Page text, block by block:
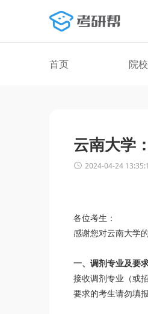
首页 院
云南大学
2024-04-24
各位考生：
感谢您对云南大学
一、调剂专业及要
接收调剂专业（或
要求的考生请勿填报